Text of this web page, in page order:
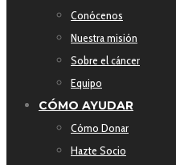
Conócenos
Nuestra misión
Sobre el cáncer
Equipo
CÓMO AYUDAR
Cómo Donar
Hazte Socio